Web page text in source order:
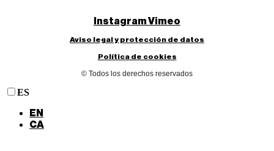
InstagramVimeo
Aviso legal y protección de datos
Política de cookies
© Todos los derechos reservados
ES
EN
CA